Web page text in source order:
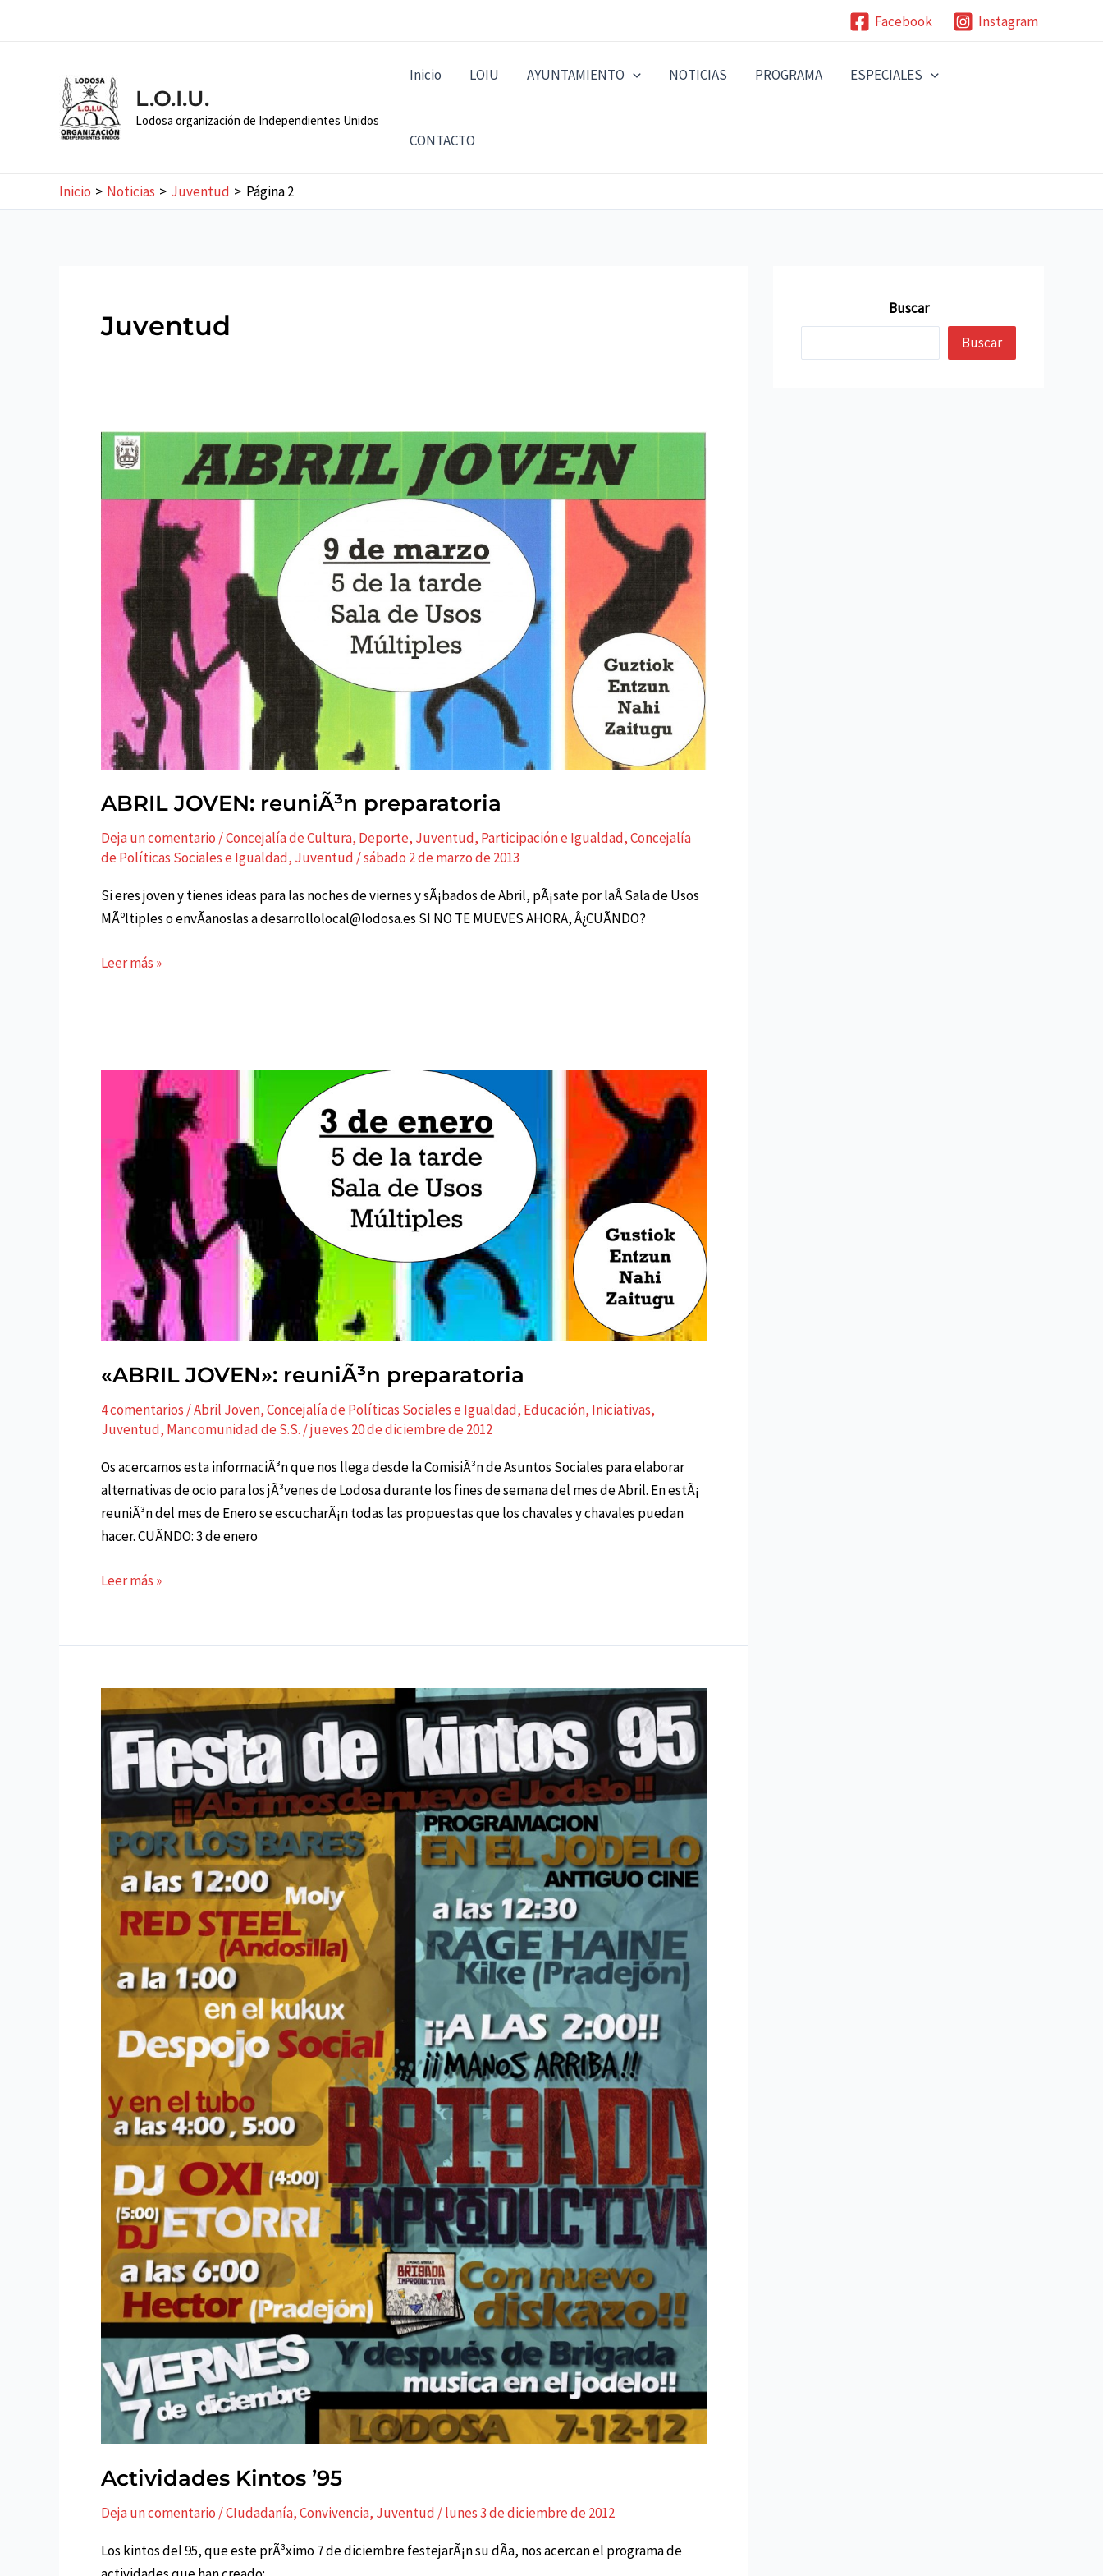
Facebook Instagram
L.O.I.U.
Lodosa organización de Independientes Unidos
Inicio LOIU AYUNTAMIENTO NOTICIAS PROGRAMA ESPECIALES
CONTACTO
Inicio Noticias Juventud Página 2
Juventud
ABRIL JOVEN: reuniÃ³n preparatoria
Deja un comentario /Concejalí­a de Cultura, Deporte, Juventud, Participación e Igualdad,Concejalí­a
de Políticas Sociales e Igualdad, Juventud /sábado 2 de marzo de 2013
Si eres joven y tienes ideas para las noches de viernes y sÃ¡bados de Abril, pÃ¡sate por laÂ Sala de Usos
MÃºltiples o envÃ­anoslas a desarrollolocal@lodosa.es SI NO TE MUEVES AHORA, Â¿CUÃNDO?
ABRIL
preparatoria
Leer más »
«ABRIL JOVEN»: reuniÃ³n preparatoria
4 comentarios /Abril Joven,Concejalí­a de Políticas Sociales e Igualdad, Educación, Iniciativas,
Juventud, Mancomunidad de S.S. /jueves 20 de diciembre de 2012
Os acercamos esta informaciÃ³n que nos llega desde la ComisiÃ³n de Asuntos Sociales para elaborar
alternativas de ocio para los jÃ³venes de Lodosa durante los fines de semana del mes de Abril. En estÃ¡
reuniÃ³n del mes de Enero se escucharÃ¡n todas las propuestas que los chavales y chavales puedan
hacer. CUÃNDO: 3 de enero
«ABRIL
preparatoria
Leer más »
Actividades Kintos ’95
Deja un comentario /CIudadaní­a,Convivencia, Juventud /lunes 3 de diciembre de 2012
Los kintos del 95, que este prÃ³ximo 7 de diciembre festejarÃ¡n su dÃ­a, nos acercan el programa de
Buscar
Buscar